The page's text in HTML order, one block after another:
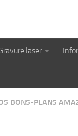
laser
BONS-PLANS